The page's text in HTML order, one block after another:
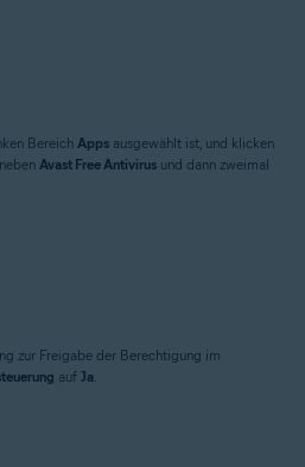
Bereich Apps ausgewählt ist, und klicken
Avast Free Antivirusund dann zweimal
zur Freigabe der Berechtigung im
auf Ja